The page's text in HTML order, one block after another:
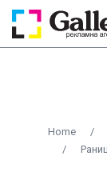
Home /
/